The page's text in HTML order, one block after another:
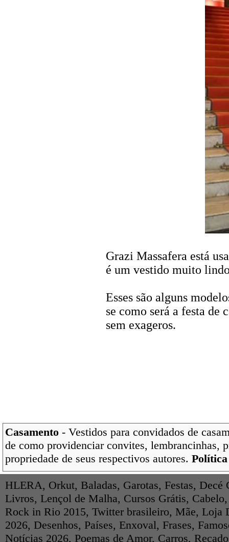
Grazi Massafera está
é um vestido muito
Esses são alguns
se como será a festa de
sem exageros.
Casamento - Vestidos para convidados de
de como providenciar convites, lembrancinhas,
propriedade de seus respectivos autores.
HLERA, Orkut, Baladas, Garotas, Festas, Decé
Livros, Lençol de Malha, Cursos Grátis, Cabelo
Rock in Rio 2015, Twitter brasileiro, Mãe, Loja
2026, Desenhos, Países, Enxoval, Frases,
Notícias 2026, Poemas de Amor, Carros,